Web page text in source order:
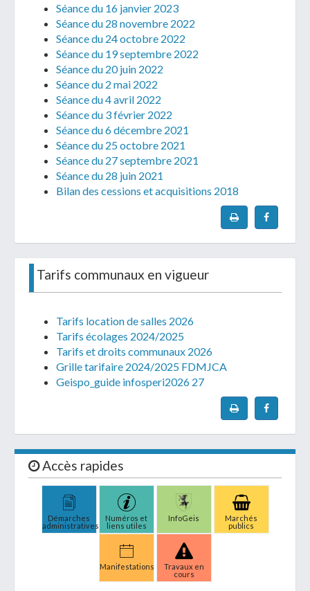
Séance du 16 janvier 2023
Séance du 28 novembre 2022
Séance du 24 octobre 2022
Séance du 19 septembre 2022
Séance du 20 juin 2022
Séance du 2 mai 2022
Séance du 4 avril 2022
Séance du 3 février 2022
Séance du 6 décembre 2021
Séance du 25 octobre 2021
Séance du 27 septembre 2021
Séance du 28 juin 2021
Bilan des cessions et acquisitions 2018
Tarifs communaux en vigueur
Tarifs location de salles 2026
Tarifs écolages 2024/2025
Tarifs et droits communaux 2026
Grille tarifaire 2024/2025 FDMJCA
Geispo_guide infosperi2026 27
Accès rapides
Démarches
administratives
Numéros et
liens utiles
InfoGeis
Marchés
publics
Manifestations
Travaux en
cours